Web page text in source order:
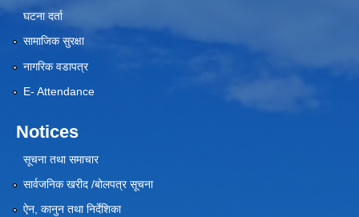
घटना दर्ता
सामाजिक सुरक्षा
नागरिक वडापत्र
E- Attendance
Notices
सूचना तथा समाचार
सार्वजनिक खरीद /बोलपत्र सूचना
ऐन, कानुन तथा निर्देशिका